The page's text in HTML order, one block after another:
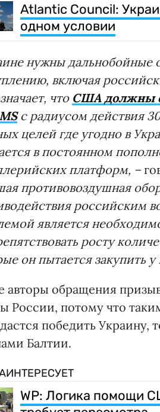
Atlantic Council:
одном условии
нужны дальнобойные
включая
что США должны
с радиусом действия
целей где угодно в
в постоянном
платформ, –
противовоздушная
российским
является
росту
он пытается закупить у
авторы обращения
России, потому что
победить Украину,
Балтии.
WP: Логика помощи